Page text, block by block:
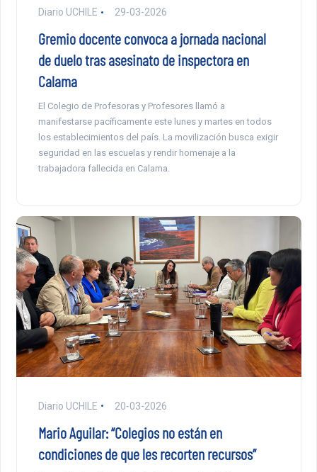
Diario UCHILE 29-03-2026
Gremio docente convoca a jornada nacional
de duelo tras asesinato de inspectora en
Calama
El Colegio de Profesoras y Profesores llamó a
manifestarse pacíficamente este lunes y martes en todos
los establecimientos del país. La movilización busca exigir
seguridad en las escuelas y rendir homenaje a la
trabajadora fallecida en Calama.
Diario UCHILE 20-03-2026
Mario Aguilar: “Colegios no están en
condiciones de que les recorten recursos”